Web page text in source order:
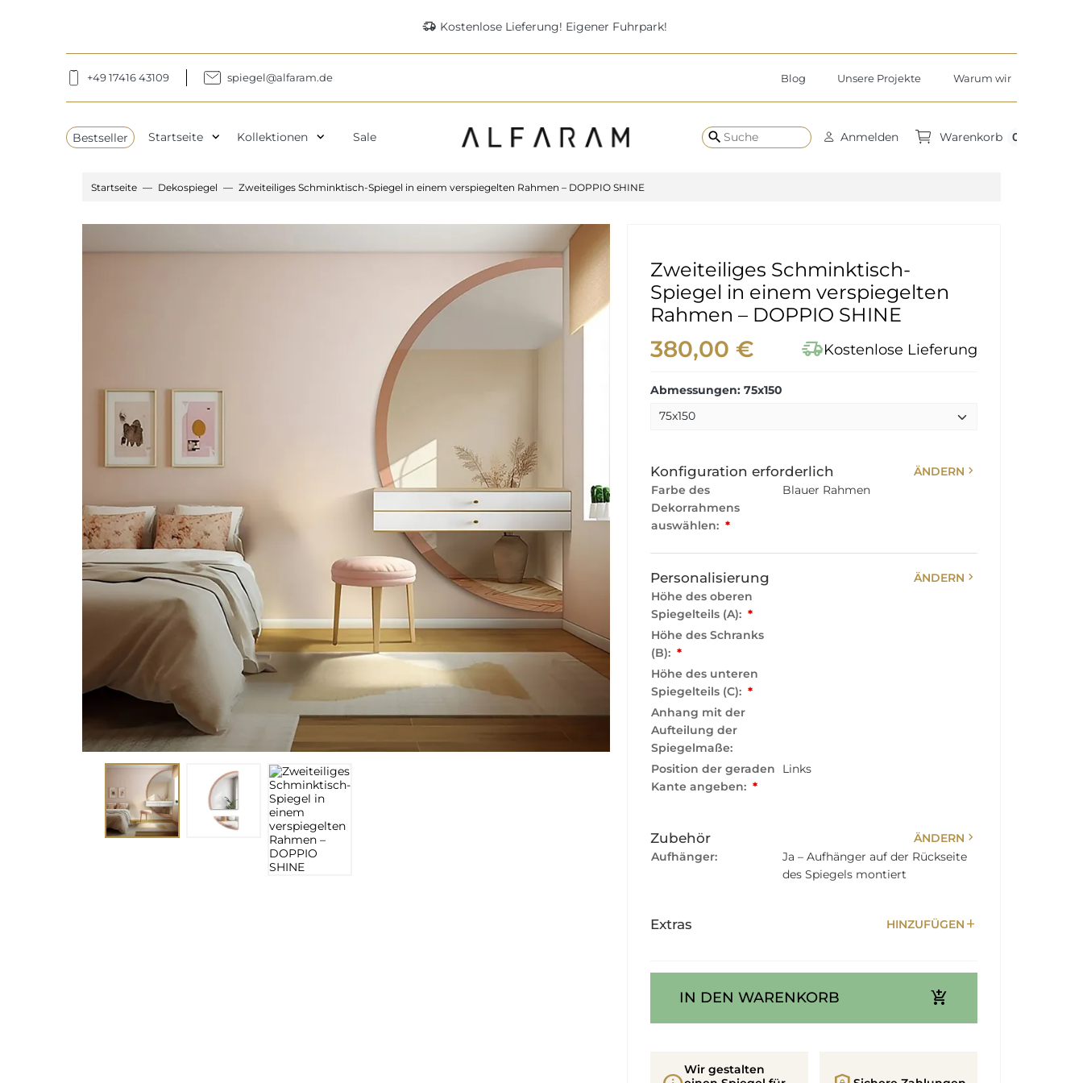
delivery_truck_speed Kostenlose Lieferung! Eigener Fuhrpark!
+49 17416 43109 spiegel@alfaram.de Blog Unsere Projekte Warum wir
Bestseller Startseite expand_more Kollektionen expand_more Sale search Anmelden Warenkorb 0
Startseite Dekospiegel Zweiteiliges Schminktisch-Spiegel in einem verspiegelten Rahmen – DOPPIO SHINE
Zweiteiliges Schminktisch-
Spiegel in einem verspiegelten
Rahmen – DOPPIO SHINE
380,00 € delivery_truck_speedKostenlose Lieferung
Abmessungen: 75x150
Konfiguration erforderlich ÄNDERN chevron_right
Farbe des
Dekorrahmens
auswählen: *
Blauer Rahmen
Personalisierung ÄNDERN chevron_right
Höhe des oberen
Spiegelteils (A): *
Höhe des Schranks
(B): *
Höhe des unteren
Spiegelteils (C): *
Anhang mit der
Aufteilung der
Spiegelmaße:
Position der geraden
Kante angeben: *
Links
Zubehör ÄNDERN chevron_right
Aufhänger:
Ja – Aufhänger auf der Rückseite
des Spiegels montiert
Extras HINZUFÜGEN add
IN DEN WARENKORB add_shopping_cart
Wir gestalten